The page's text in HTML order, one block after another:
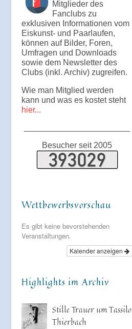
Mitglieder des
Fanclubs zu
exklusiven Informationen vom
Eiskunst- und Paarlaufen,
können auf Bilder, Foren,
Umfragen und Downloads
sowie dem Newsletter des
Clubs (inkl. Archiv) zugreifen.
Wie man Mitglied werden
kann und was es kostet steht
hier...
Besucher seit 2005
Wettbewerbsvorschau
Es gibt keine bevorstehenden
Veranstaltungen.
Kalender anzeigen
Highlights im Archiv
Stille Trauer um Tassilo
Thierbach